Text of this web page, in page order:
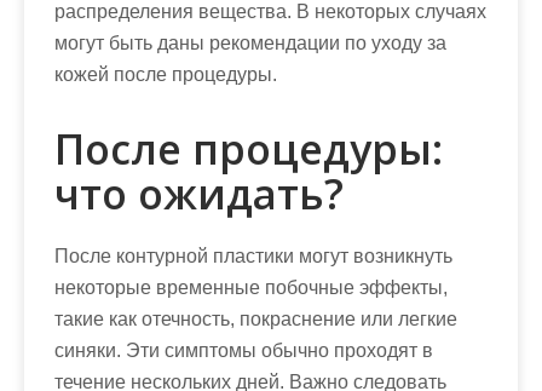
распределения вещества. В некоторых случаях
могут быть даны рекомендации по уходу за
кожей после процедуры.
После процедуры:
что ожидать?
После контурной пластики могут возникнуть
некоторые временные побочные эффекты,
такие как отечность, покраснение или легкие
синяки. Эти симптомы обычно проходят в
течение нескольких дней. Важно следовать